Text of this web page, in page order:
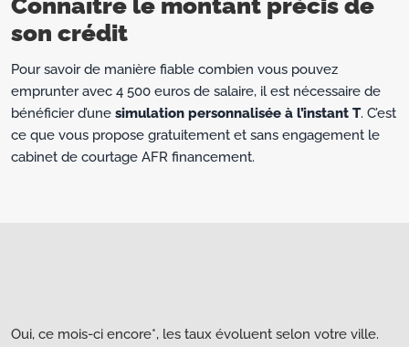
Connaître le montant précis de
son crédit
Pour savoir de manière fiable combien vous pouvez
emprunter avec 4 500 euros de salaire, il est nécessaire de
bénéficier d’une simulation personnalisée à l’instant T. C’est
ce que vous propose gratuitement et sans engagement le
cabinet de courtage AFR financement.
Oui, ce mois-ci encore*, les taux évoluent selon votre ville.